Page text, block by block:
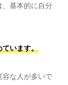
基本的に自分
ています。
な人が多いで